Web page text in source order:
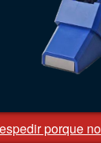
Limited | Oficina
porque